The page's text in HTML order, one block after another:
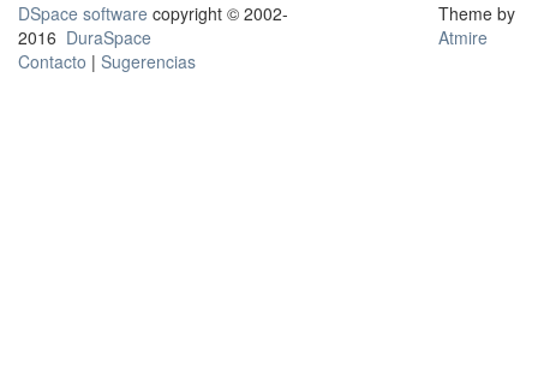
DSpace software copyright © 2002-
2016 DuraSpace
Contacto | Sugerencias
Theme by
Atmire